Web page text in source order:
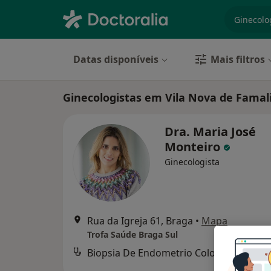
Datas disponíveis Mais filtros
Ginecologistas em Vila Nova de
Dra. Maria José
Monteiro
Ginecologista
Rua da Igreja 61, Braga • Mapa
Trofa Saúde Braga Sul